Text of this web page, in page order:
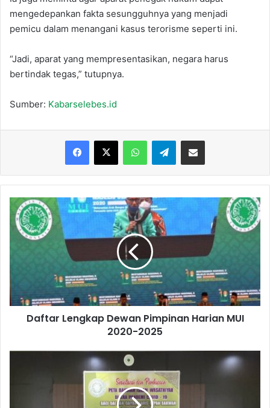
mengedepankan fakta sesungguhnya yang menjadi
pemicu dalam menangani kasus terorisme seperti ini.
“Jadi, aparat yang mempresentasikan, negara harus
bertindak tegas,” tutupnya.
Sumber: Kabarselebes.id
Facebook
X WhatsAppTelegramShare via Email
Daftar
Lengkap
Dewan
Pimpinan
2020-
2025
Daftar Lengkap Dewan Pimpinan Harian MUI
2020-2025